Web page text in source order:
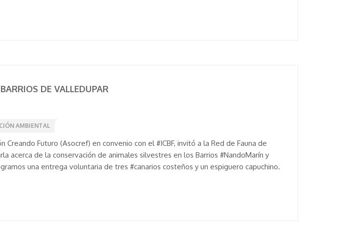
DE VALLEDUPAR
AMBIENTAL
Creando Futuro (Asocref) en convenio con el #ICBF, invitó a la Red de Fauna de
acerca de la conservación de animales silvestres en los Barrios #NandoMarín y
una entrega voluntaria de tres #canarios costeños y un espiguero capuchino.